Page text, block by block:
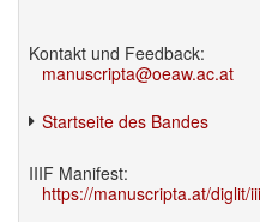
Kontakt und Feedback:
manuscripta@oeaw.ac.at
Startseite des Bandes
IIIF Manifest:
https://manuscripta.at/diglit/